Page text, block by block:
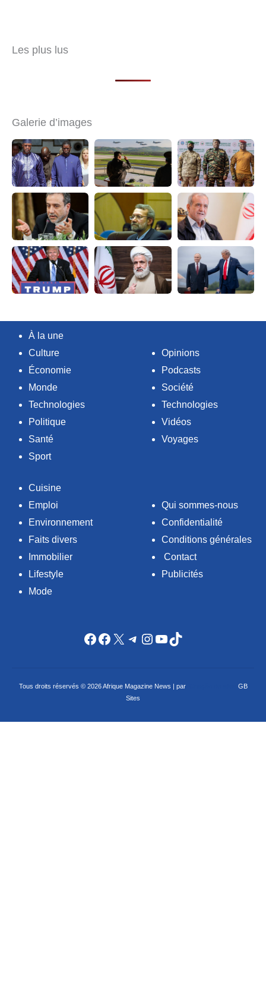
Les plus lus
Galerie d’images
À la une
Culture
Économie
Monde
Technologies
Politique
Santé
Sport
Opinions
Podcasts
Société
Technologies
Vidéos
Voyages
Cuisine
Emploi
Environnement
Faits divers
Immobilier
Lifestyle
Mode
Qui sommes-nous
Confidentialité
Conditions générales
Contact
Publicités
Facebook
Facebook
X Telegram
Instagram
YouTube
TikTok
Tous droits réservés © 2026 Afrique Magazine News | par
GB
Sites